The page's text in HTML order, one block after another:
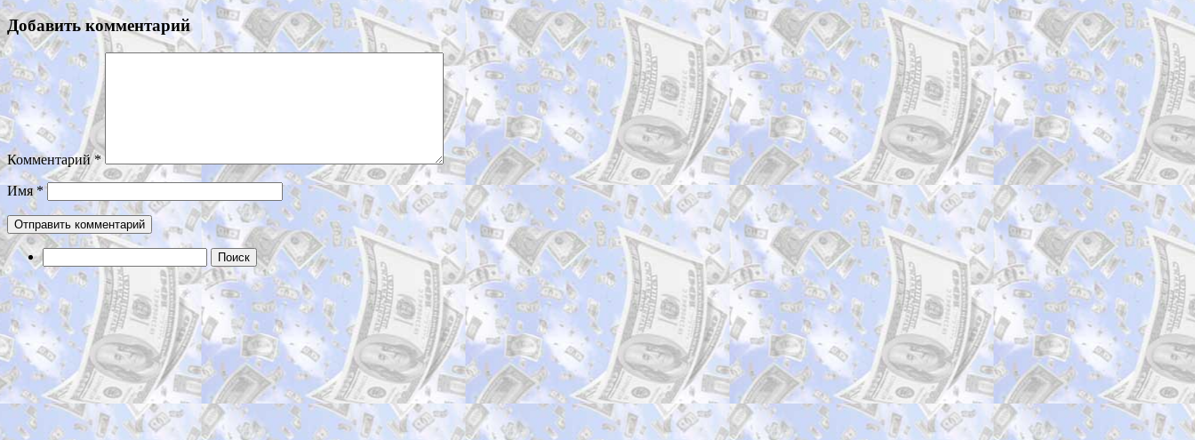
Добавить комментарий
Комментарий*
Имя*
Найти: